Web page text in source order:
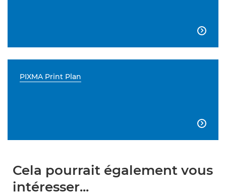

PIXMA Print Plan

Cela pourrait également vous
intéresser...